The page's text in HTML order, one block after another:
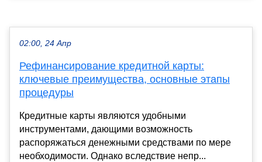
02:00, 24 Апр
Рефинансирование кредитной карты:
ключевые преимущества, основные этапы
процедуры
Кредитные карты являются удобными
инструментами, дающими возможность
распоряжаться денежными средствами по мере
необходимости. Однако вследствие непр...